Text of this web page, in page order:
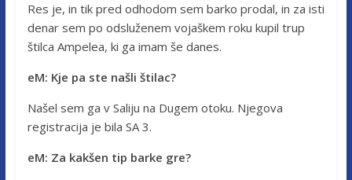
Res je, in tik pred odhodom sem barko prodal, in za isti
denar sem po odsluženem vojaškem roku kupil trup
štilca Ampelea, ki ga imam še danes.
eM: Kje pa ste našli štilac?
Našel sem ga v Saliju na Dugem otoku. Njegova
registracija je bila SA 3.
eM: Za kakšen tip barke gre?